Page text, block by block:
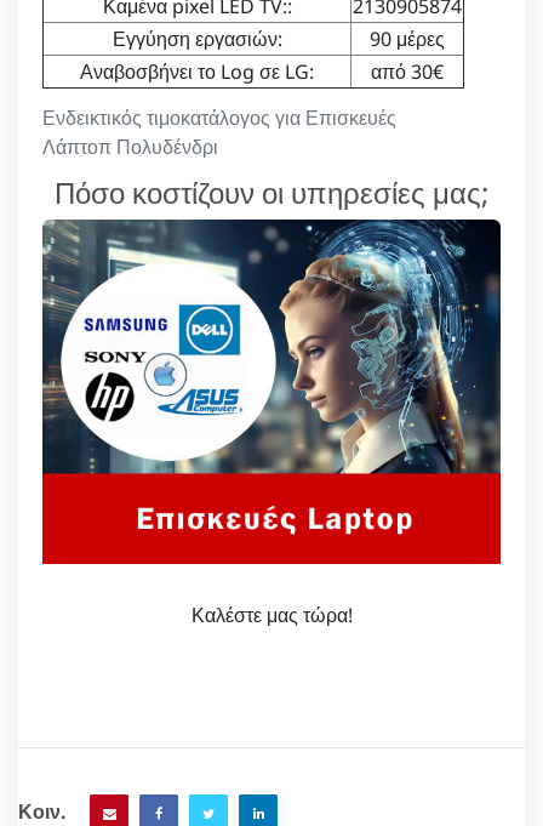
Ενδεικτικός τιμοκατάλογος για Επισκευές
Λάπτοπ Πολυδένδρι
Καμένα pixel LED TV::
2130905874
Εγγύηση εργασιών:
90 μέρες
Αναβοσβήνει το Log σε LG:
από 30€
Πόσο κοστίζουν οι υπηρεσίες μας;
Καλέστε μας τώρα!
Κοιν.